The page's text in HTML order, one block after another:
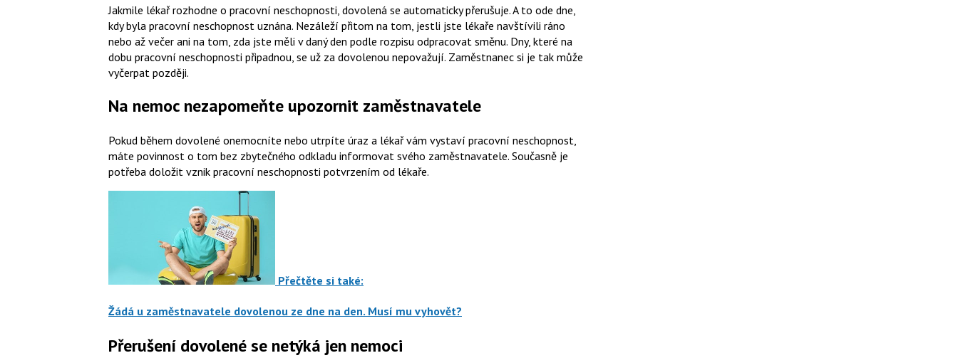
Jakmile lékař rozhodne o pracovní neschopnosti, dovolená se automaticky přerušuje. A to ode dne,
kdy byla pracovní neschopnost uznána. Nezáleží přitom na tom, jestli jste lékaře navštívili ráno
nebo až večer ani na tom, zda jste měli v daný den podle rozpisu odpracovat směnu. Dny, které na
dobu pracovní neschopnosti připadnou, se už za dovolenou nepovažují. Zaměstnanec si je tak může
vyčerpat později.
Na nemoc nezapomeňte upozornit zaměstnavatele
Pokud během dovolené onemocníte nebo utrpíte úraz a lékař vám vystaví pracovní neschopnost,
máte povinnost o tom bez zbytečného odkladu informovat svého zaměstnavatele. Současně je
potřeba doložit vznik pracovní neschopnosti potvrzením od lékaře.
Přečtěte si také:
Žádá u zaměstnavatele dovolenou ze dne na den. Musí mu vyhovět?
Přerušení dovolené se netýká jen nemoci